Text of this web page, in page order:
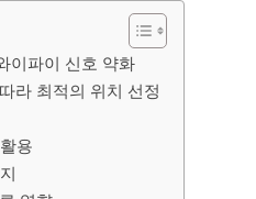
이파이 신호 약화
라 최적의 위치 선정
용